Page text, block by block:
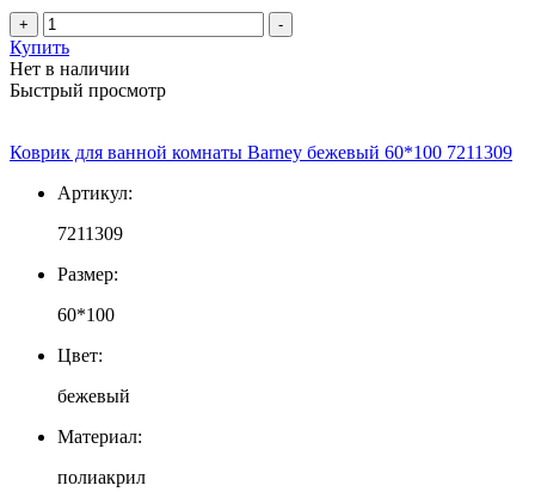
+ -
Купить
Нет в наличии
Быстрый просмотр
Коврик для ванной комнаты Barney бежевый 60*100 7211309
Артикул:
7211309
Размер:
60*100
Цвет:
бежевый
Материал:
полиакрил